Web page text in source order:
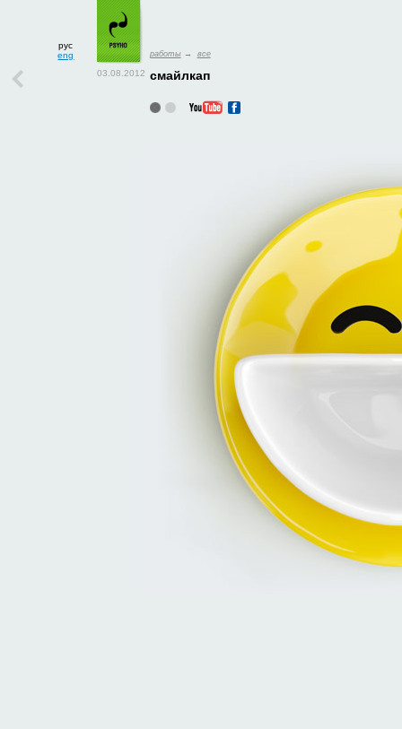
рус
eng
смайлкап
работы→ все